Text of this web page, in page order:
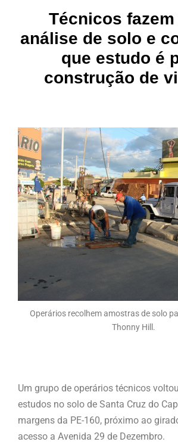
Técnicos
análise de solo e
que estudo é
construção de
Operários recolhem amostras de solo
Thonny Hill.
Um grupo de operários técnicos
estudos no solo de Santa Cruz do
margens da PE-160, próximo ao
acesso a Avenida 29 de Dezembro.